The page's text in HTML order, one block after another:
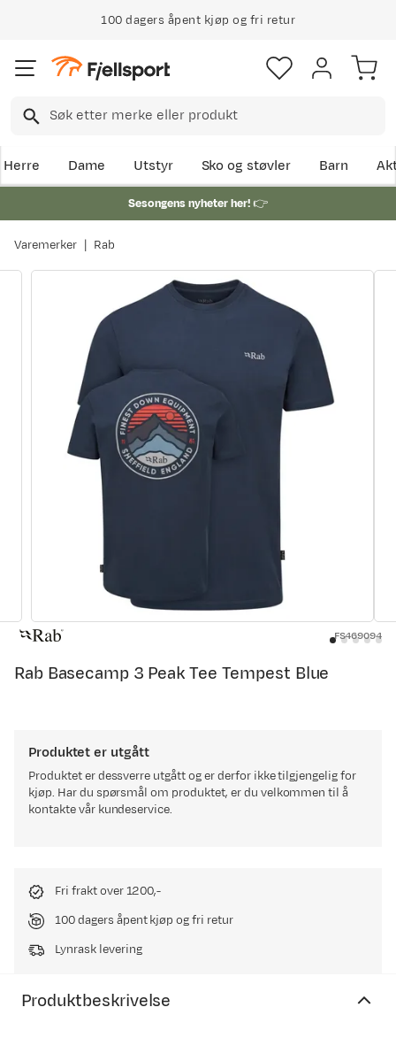
100 dagers åpent kjøp og fri retur
Herre Dame Utstyr Sko og støvler Barn
Sesongens nyheter her!👉
Varemerker Rab
FS469094
Rab Basecamp 3 Peak Tee Tempest Blue
Produktet er utgått
Produktet er dessverre utgått og er derfor ikke tilgjengelig for
kjøp. Har du spørsmål om produktet, er du velkommen til å
kontakte vår kundeservice.
Fri frakt over 1200,-
100 dagers åpent kjøp og fri retur
Lynrask levering
Produktbeskrivelse